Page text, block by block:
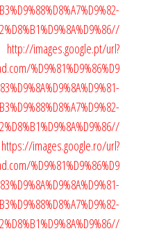
http://images.google.pt/url?
%D9%81%D9%86%D9
https://images.google.ro/url?
%D9%81%D9%86%D9